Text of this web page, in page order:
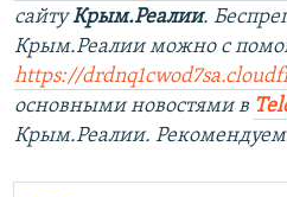
сайтуКрым.Реалии.
Крым.Реалии можно с
https://
основными новостями в
Крым.Реалии.